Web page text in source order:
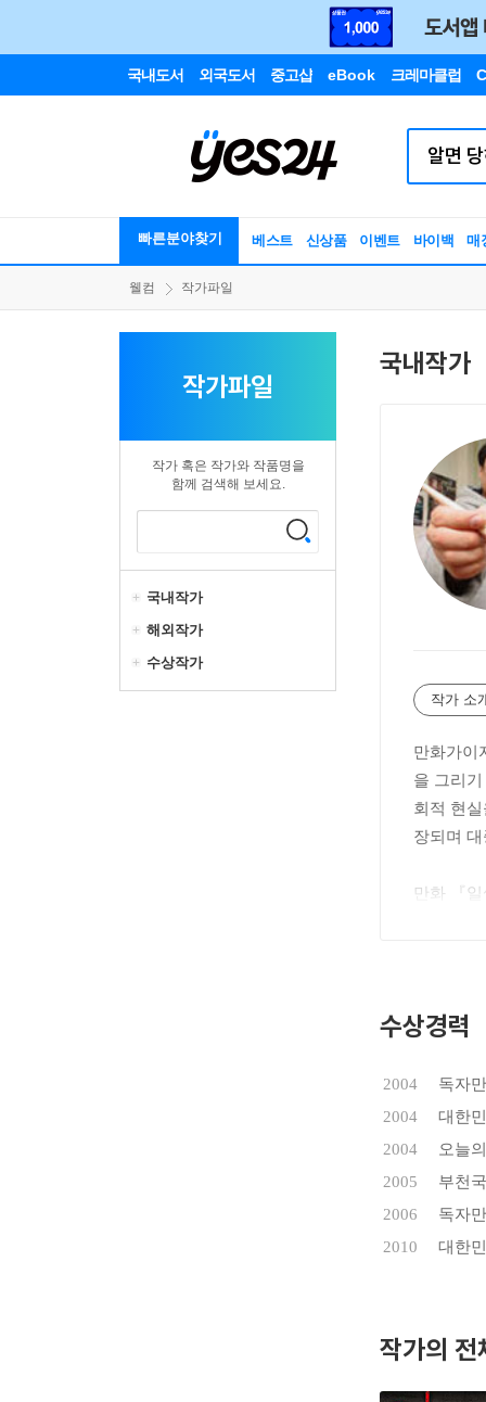
국내도서 외국도서 중고샵 eBook 크레마클럽
빠른분야찾기 베스트 신상품 이벤트 바이백 매
웰컴 작가파일
작가파일
작가 혹은 작가와 작품명을
함께 검색해 보세요.
국내작가
해외작가
수상작가
국내작가
작가 소
만화가이
을 그리
회적 현
장되며
만화 『
만화』,
제60회
수상경력
2004
독자
2004
대한
2004
오늘
2005
부천
2006
독자
2010
대한
작가의 전